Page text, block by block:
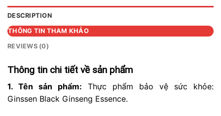
DESCRIPTION
THÔNG TIN THAM KHẢO
REVIEWS (0)
Thông tin chi tiết về sản phẩm
1. Tên sản phẩm: Thực phẩm bảo vệ sức khỏe:
Ginssen Black Ginseng Essence.